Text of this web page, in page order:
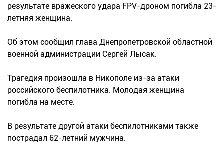
результате вражеского удара FPV-дроном погибла 23-
летняя женщина.
Об этом сообщил глава Днепропетровской областной
военной администрации Сергей Лысак.
Трагедия произошла в Никополе из-за атаки
российского беспилотника. Молодая женщина
погибла на месте.
В результате другой атаки беспилотниками также
пострадал 62-летний мужчина.